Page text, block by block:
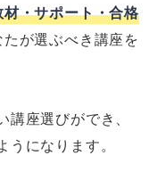
・サポート・合格
が選ぶべき講座を
座選びができ、
になります。